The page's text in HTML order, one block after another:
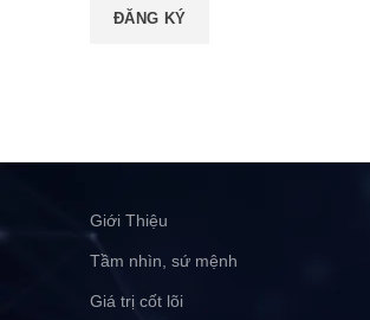
Giới Thiệu
Tầm nhìn, sứ mệnh
Giá trị cốt lõi